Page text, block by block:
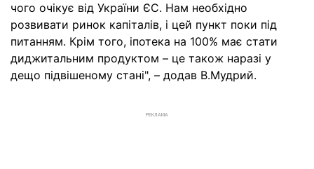
чого очікує від України ЄС. Нам необхідно
розвивати ринок капіталів, і цей пункт поки під
питанням. Крім того, іпотека на 100% має стати
диджитальним продуктом – це також наразі у
дещо підвішеному стані", – додав В.Мудрий.
РЕКЛАМА